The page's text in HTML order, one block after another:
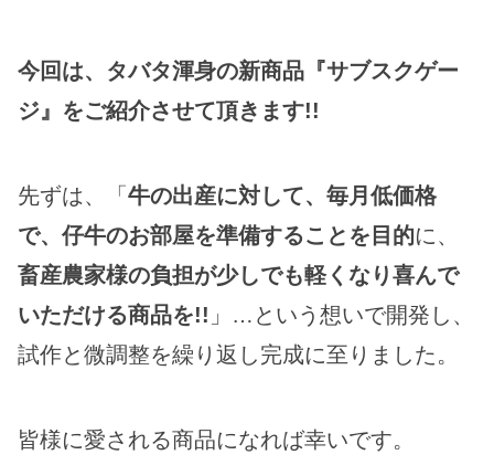
今回は、タバタ渾身の新商品『サブスクゲー
ジ』をご紹介させて頂きます!!
先ずは、「 牛の出産に対して、毎月低価格
で、仔牛のお部屋を準備することを目的に、
畜産農家様の負担が少しでも軽くなり喜んで
いただける商品を!! 」…という想いで開発し、
試作と微調整を繰り返し完成に至りました。
皆様に愛される商品になれば幸いです。